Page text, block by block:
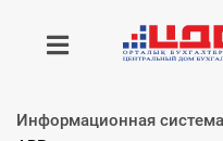
Получить
Информационная система